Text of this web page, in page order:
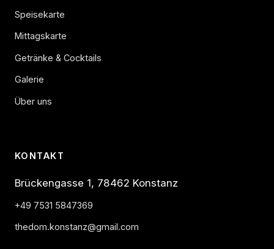
Speisekarte
Mittagskarte
Getränke & Cocktails
Galerie
Über uns
KONTAKT
Brückengasse 1, 78462 Konstanz
+49 7531 5847369
thedom.konstanz@gmail.com